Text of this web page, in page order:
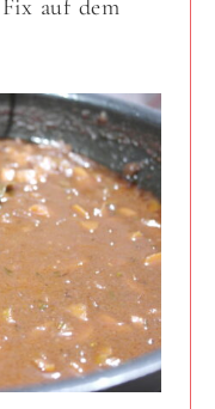
auf dem